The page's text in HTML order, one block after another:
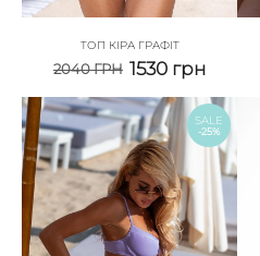
ТОП КІРА ГРАФІТ
2040ГРН 1530 грн
SALE
-25%